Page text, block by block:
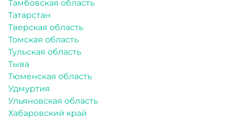
Тамбовская область
Татарстан
Тверская область
Томская область
Тульская область
Тыва
Тюменская область
Удмуртия
Ульяновская область
Хабаровский край